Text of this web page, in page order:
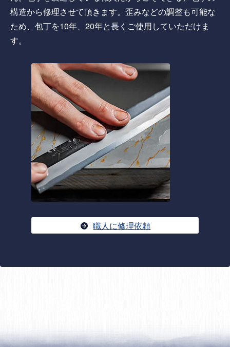
構造から修理させて頂きます。歪みなどの調整も可能な
ため、包丁を10年、20年と長くご使用していただけま
す。
職人に修理依頼